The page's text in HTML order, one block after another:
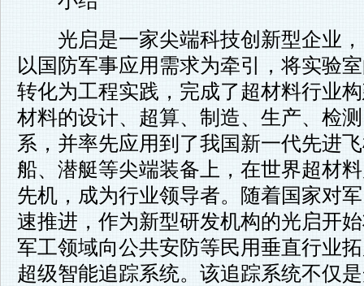
光启是一家尖端科技创新型企业，
以国防军事应用需求为牵引，将实验
转化为工程实践，完成了超材料行业
材料的设计、超算、制造、生产、检
系，并率先应用到了我国新一代先进
船、潜艇等尖端装备上，在世界超材
先机，成为行业领导者。随着国家对
速推进，作为新型研发机构的光启开
军工领域向公共安防等民用垂直行业
超级智能追踪系统。该追踪系统不仅